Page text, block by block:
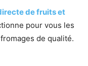
de fruits et
pour vous les
de qualité.